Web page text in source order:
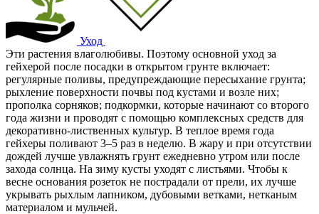
Уход
Эти растения влаголюбивы. Поэтому основной уход за
гейхерой после посадки в открытом грунте включает:
регулярные поливы, предупреждающие пересыхание грунта;
рыхление поверхности почвы под кустами и возле них;
прополка сорняков; подкормки, которые начинают со второго
года жизни и проводят с помощью комплексных средств для
декоративно-лиственных культур. В теплое время года
гейхеры поливают 3–5 раз в неделю. В жару и при отсутствии
дождей лучше увлажнять грунт ежедневно утром или после
захода солнца. На зиму кусты уходят с листьями. Чтобы к
весне основания розеток не пострадали от прели, их лучше
укрывать рыхлым лапником, дубовыми ветками, нетканым
материалом и мульчей.